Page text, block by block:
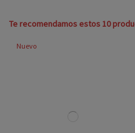
Te recomendamos estos 10
Nuevo